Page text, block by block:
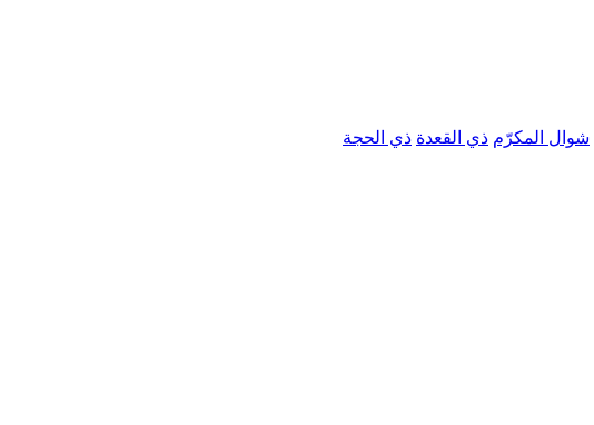
شوال المكرّم ذي القعدة ذي الحجة